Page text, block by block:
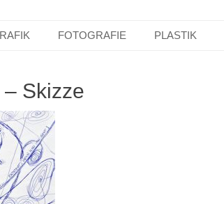
FOTOGRAFIE PLASTIK
Skizze